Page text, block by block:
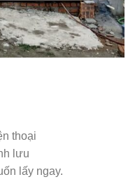
thoại
lưu
lấy ngay.